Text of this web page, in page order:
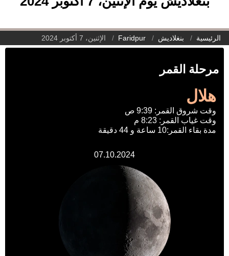
الرئيسية بنغلاديش Faridpur الإثنين، 7 أكتوبر 2024
مرحلة القمر
هلال
وقت شروق القمر: 9:39 ص
وقت غياب القمر: 8:23 م
مدة بقاء القمر:10 ساعة و 44 دقيقة
07.10.2024